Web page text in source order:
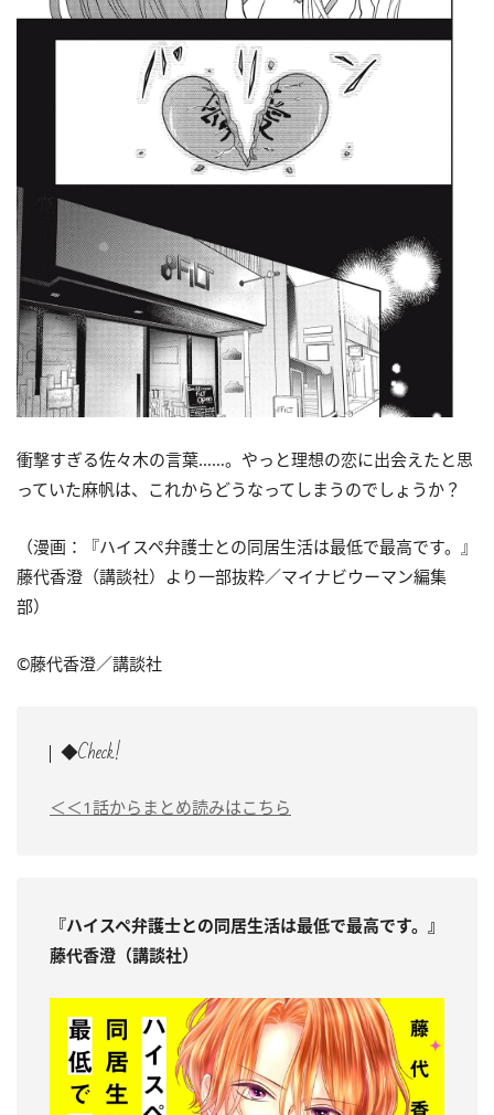
衝撃すぎる佐々木の言葉……。やっと理想の恋に出会えたと思
っていた麻帆は、これからどうなってしまうのでしょうか？
（漫画：『ハイスペ弁護士との同居生活は最低で最高です。』
藤代香澄（講談社）より一部抜粋／マイナビウーマン編集
部）
©藤代香澄／講談社
◆Check!
＜＜1話からまとめ読みはこちら
『ハイスペ弁護士との同居生活は最低で最高です。』
藤代香澄（講談社）